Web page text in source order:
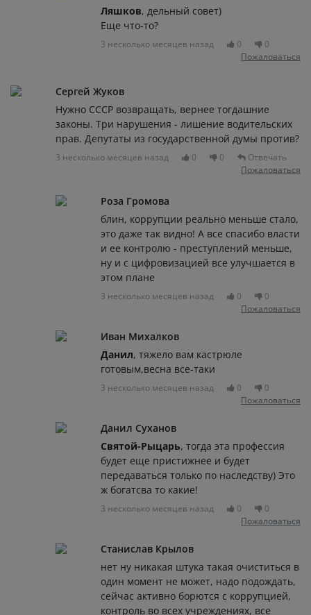
Ляшков, дельный совет)
Еще что-то?
3 несколько месяцев назад 0
0
Пожаловаться
Сергей Жуков
Нужно СССР возвращать, вернее тогдашние
законы. Три нарушения - лишение водительских
прав. Депутаты из государственной думы против?
3 несколько месяцев назад 0 0
Отвечать
Пожаловаться
Роза Громова
блин, коррупции реально меньше стало,
это даже так видно! А все спасибо власти
и ее контролю - преступлений меньше,
ну и с цифровизацией все улучшается в
этом плане
3 несколько месяцев назад 0
0
Пожаловаться
Иван Михалков
Данил, тяжело вам кастрюле
готовым,весна все-таки
3 несколько месяцев назад 0
0
Пожаловаться
Данил Суханов
Святой-Рыцарь, тогда эта профессия
будет еще пристижнее и будет
передаваться только по наследству) Это
ж богатсва то какие!
3 несколько месяцев назад 0
0
Пожаловаться
Станислав Крылов
нет ну никакая штука такая очиститься в
один момент не может, надо подождать,
сейчас активно борются с коррупцией,
контроль во всех учреждениях, все